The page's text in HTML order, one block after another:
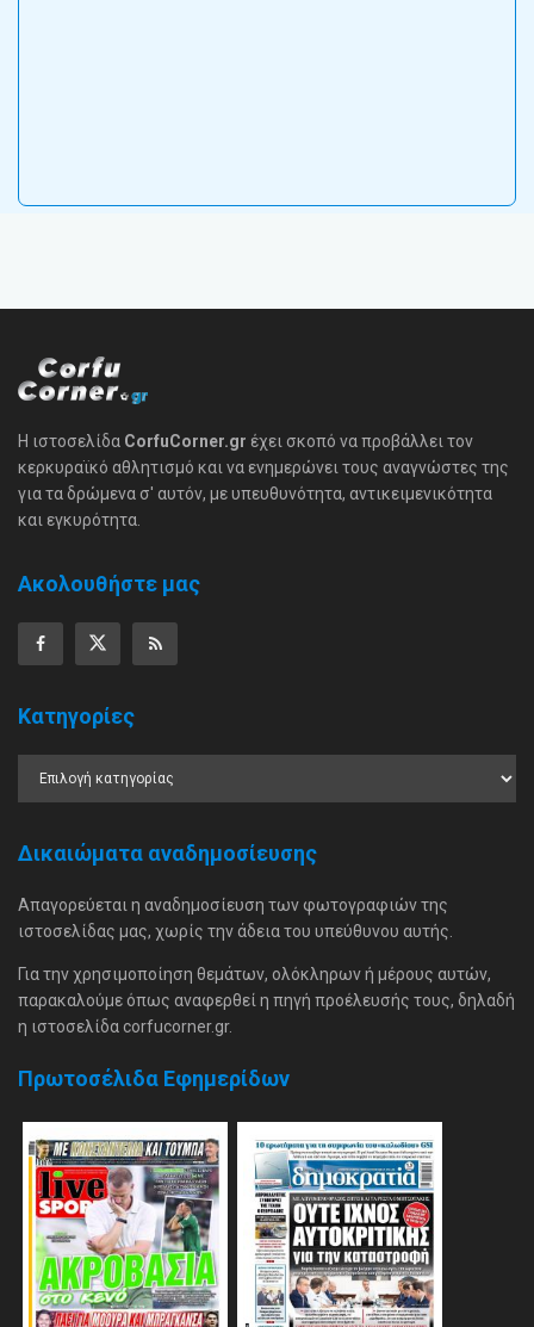
Η ιστοσελίδα CorfuCorner.gr έχει σκοπό να προβάλλει τον
κερκυραϊκό αθλητισμό και να ενημερώνει τους αναγνώστες της
για τα δρώμενα σ' αυτόν, με υπευθυνότητα, αντικειμενικότητα
και εγκυρότητα.
Ακολουθήστε μας
Κατηγορίες
Δικαιώματα αναδημοσίευσης
Απαγορεύεται η αναδημοσίευση των φωτογραφιών της
ιστοσελίδας μας, χωρίς την άδεια του υπεύθυνου αυτής.
Για την χρησιμοποίηση θεμάτων, ολόκληρων ή μέρους αυτών,
παρακαλούμε όπως αναφερθεί η πηγή προέλευσής τους, δηλαδή
η ιστοσελίδα corfucorner.gr.
Πρωτοσέλιδα Εφημερίδων